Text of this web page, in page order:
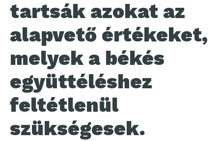
tartsák azokat az
alapvető értékeket,
melyek a békés
együttéléshez
feltétlenül
szükségesek.